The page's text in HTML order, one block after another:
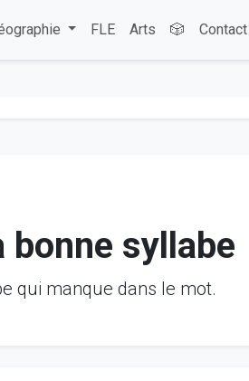
FLE Arts 🎲 Contact
bonne syllabe
qui manque dans le mot.